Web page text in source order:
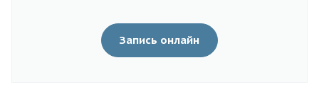
Запись онлайн